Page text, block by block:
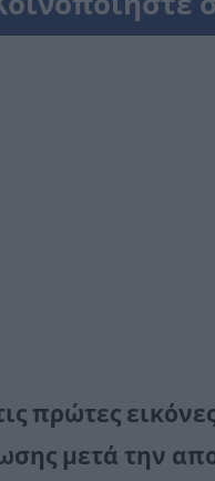
πρώτες
μετά την